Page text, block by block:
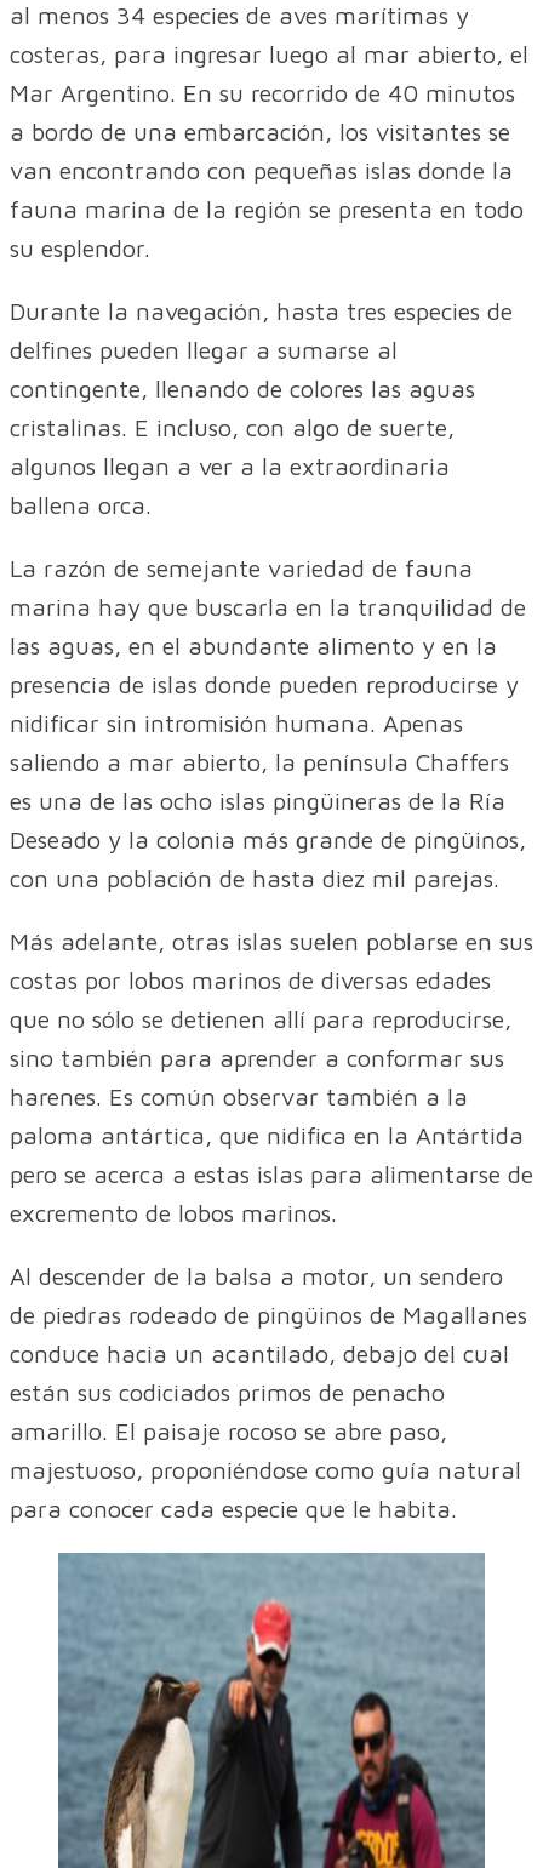
al menos 34 especies de aves marítimas y
costeras, para ingresar luego al mar abierto, el
Mar Argentino. En su recorrido de 40 minutos
a bordo de una embarcación, los visitantes se
van encontrando con pequeñas islas donde la
fauna marina de la región se presenta en todo
su esplendor.
Durante la navegación, hasta tres especies de
delfines pueden llegar a sumarse al
contingente, llenando de colores las aguas
cristalinas. E incluso, con algo de suerte,
algunos llegan a ver a la extraordinaria
ballena orca.
La razón de semejante variedad de fauna
marina hay que buscarla en la tranquilidad de
las aguas, en el abundante alimento y en la
presencia de islas donde pueden reproducirse y
nidificar sin intromisión humana. Apenas
saliendo a mar abierto, la península Chaffers
es una de las ocho islas pingüineras de la Ría
Deseado y la colonia más grande de pingüinos,
con una población de hasta diez mil parejas.
Más adelante, otras islas suelen poblarse en sus
costas por lobos marinos de diversas edades
que no sólo se detienen allí para reproducirse,
sino también para aprender a conformar sus
harenes. Es común observar también a la
paloma antártica, que nidifica en la Antártida
pero se acerca a estas islas para alimentarse de
excremento de lobos marinos.
Al descender de la balsa a motor, un sendero
de piedras rodeado de pingüinos de Magallanes
conduce hacia un acantilado, debajo del cual
están sus codiciados primos de penacho
amarillo. El paisaje rocoso se abre paso,
majestuoso, proponiéndose como guía natural
para conocer cada especie que le habita.